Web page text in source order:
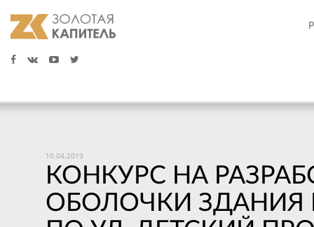
10.04.2019
КОНКУРС НА
ОБОЛОЧКИ